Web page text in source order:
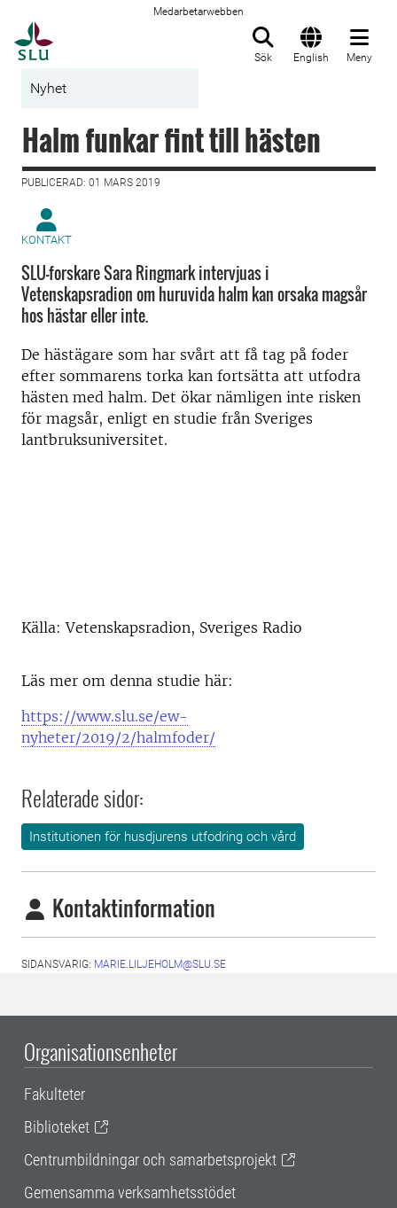
Medarbetarwebben
Sök English Meny
Nyhet
Halm funkar fint till hästen
PUBLICERAD: 01 MARS 2019
KONTAKT
SLU-forskare Sara Ringmark intervjuas i
Vetenskapsradion om huruvida halm kan orsaka magsår
hos hästar eller inte.
De hästägare som har svårt att få tag på foder
efter sommarens torka kan fortsätta att utfodra
hästen med halm. Det ökar nämligen inte risken
för magsår, enligt en studie från Sveriges
lantbruksuniversitet.
Källa: Vetenskapsradion, Sveriges Radio
Läs mer om denna studie här:
https://www.slu.se/ew-
nyheter/2019/2/halmfoder/
Relaterade sidor:
Institutionen för husdjurens utfodring och vård
Kontaktinformation
SIDANSVARIG: MARIE.LILJEHOLM@SLU.SE
Organisationsenheter
Fakulteter
Biblioteket
Centrumbildningar och samarbetsprojekt
Gemensamma verksamhetsstödet